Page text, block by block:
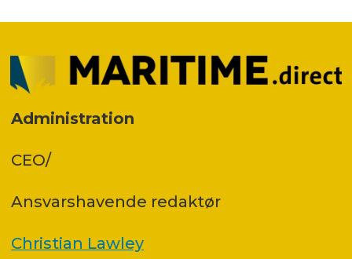
Administration
CEO/
Ansvars­havende redaktør
Christian Lawley